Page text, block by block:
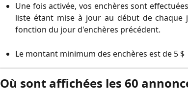
Une fois activée, vos enchères sont
liste étant mise à jour au début de chaque
fonction du jour d'enchères précédent.
Le montant minimum des enchères est de 5 $
Où sont affichées les 60